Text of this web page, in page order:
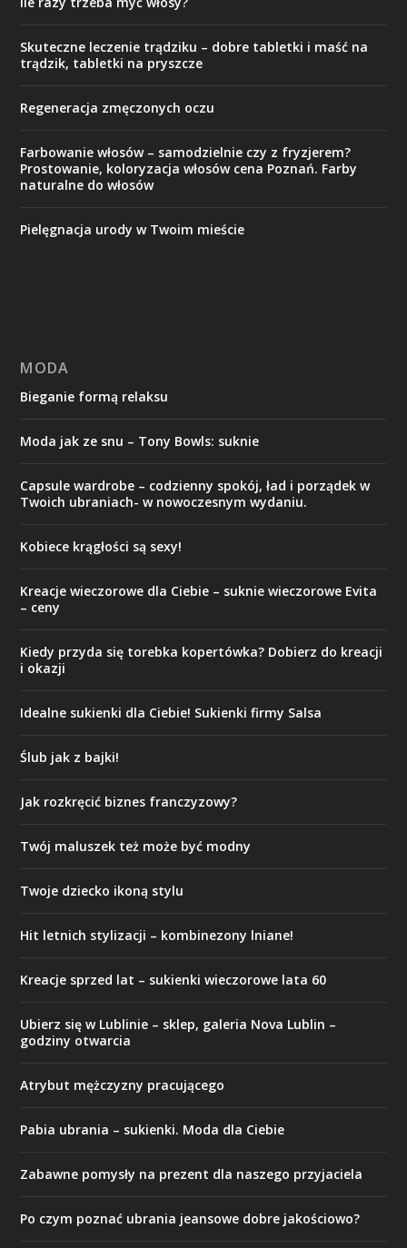
Skuteczne leczenie trądziku – dobre tabletki i maść na
trądzik, tabletki na pryszcze
Regeneracja zmęczonych oczu
Farbowanie włosów – samodzielnie czy z fryzjerem?
Prostowanie, koloryzacja włosów cena Poznań. Farby
naturalne do włosów
Pielęgnacja urody w Twoim mieście
MODA
Bieganie formą relaksu
Moda jak ze snu – Tony Bowls: suknie
Capsule wardrobe – codzienny spokój, ład i porządek w
Twoich ubraniach- w nowoczesnym wydaniu.
Kobiece krągłości są sexy!
Kreacje wieczorowe dla Ciebie – suknie wieczorowe Evita
– ceny
Kiedy przyda się torebka kopertówka? Dobierz do kreacji
i okazji
Idealne sukienki dla Ciebie! Sukienki firmy Salsa
Ślub jak z bajki!
Jak rozkręcić biznes franczyzowy?
Twój maluszek też może być modny
Twoje dziecko ikoną stylu
Hit letnich stylizacji – kombinezony lniane!
Kreacje sprzed lat – sukienki wieczorowe lata 60
Ubierz się w Lublinie – sklep, galeria Nova Lublin –
godziny otwarcia
Atrybut mężczyzny pracującego
Pabia ubrania – sukienki. Moda dla Ciebie
Zabawne pomysły na prezent dla naszego przyjaciela
Po czym poznać ubrania jeansowe dobre jakościowo?